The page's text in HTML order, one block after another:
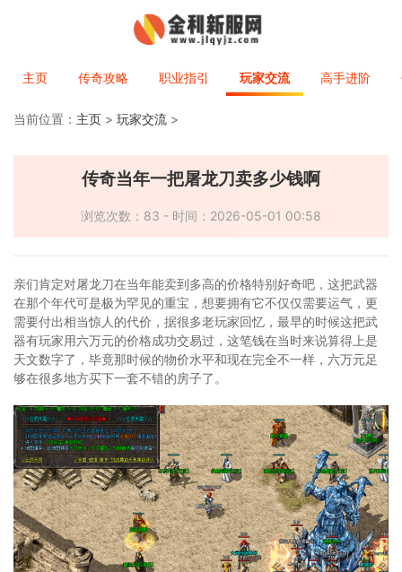
主页 传奇攻略 职业指引 玩家交流 高手进阶
当前位置： 主页 > 玩家交流 >
传奇当年一把屠龙刀卖多少钱啊
浏览次数：83 - 时间：2026-05-01 00:58
亲们肯定对屠龙刀在当年能卖到多高的价格特别好奇吧，这把武器
在那个年代可是极为罕见的重宝，想要拥有它不仅仅需要运气，更
需要付出相当惊人的代价，据很多老玩家回忆，最早的时候这把武
器有玩家用六万元的价格成功交易过，这笔钱在当时来说算得上是
天文数字了，毕竟那时候的物价水平和现在完全不一样，六万元足
够在很多地方买下一套不错的房子了。